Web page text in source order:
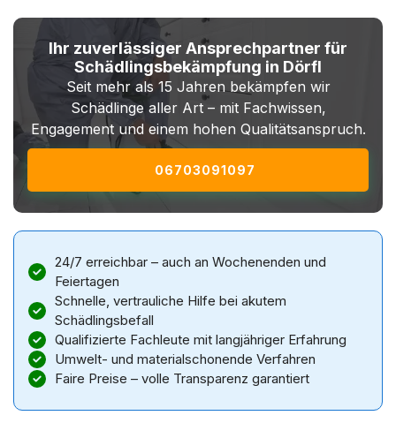
Ihr zuverlässiger Ansprechpartner für
Schädlingsbekämpfung in Dörfl
Seit mehr als 15 Jahren bekämpfen wir
Schädlinge aller Art – mit Fachwissen,
Engagement und einem hohen Qualitätsanspruch.
06703091097
24/7 erreichbar – auch an Wochenenden und
Feiertagen
Schnelle, vertrauliche Hilfe bei akutem
Schädlingsbefall
Qualifizierte Fachleute mit langjähriger Erfahrung
Umwelt- und materialschonende Verfahren
Faire Preise – volle Transparenz garantiert